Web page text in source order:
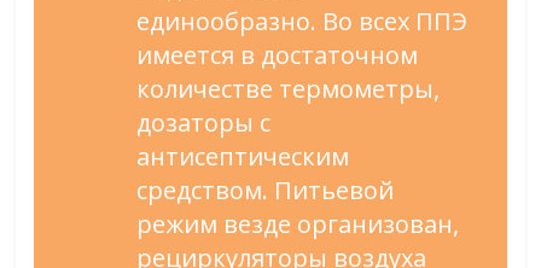
единообразно. Во всех ППЭ
имеется в достаточном
количестве термометры,
дозаторы с
антисептическим
средством. Питьевой
режим везде организован,
рециркуляторы воздуха